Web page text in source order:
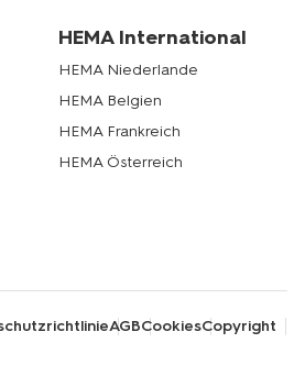
HEMA International
HEMA Niederlande
HEMA Belgien
HEMA Frankreich
HEMA Österreich
AGBCookiesCopyright